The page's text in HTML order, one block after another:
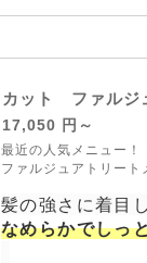
カット ファルジ
17,050 円～
最近の人気メニュ
ファルジュアトリー
髪の強さに着目
なめらかでしっ